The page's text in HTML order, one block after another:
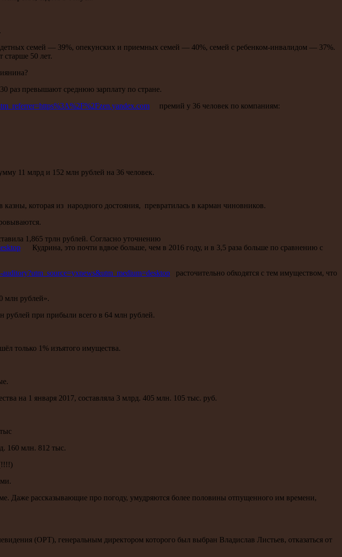
семей — 39%, опекунских и приемных семей — 40%, семей с ребенком-инвалидом — 37%.
старше 50 лет.
раз превышают среднюю зарплату по стране.
премий у 36 человек по компаниям:
11 млрд и 152 млн рублей на 36 человек.
которая из народного достояния, превратилась в карман чиновников.
1,865 трлн рублей. Согласно уточнению
Кудрина, это почти вдвое больше, чем в 2016 году, и в 3,5 раза больше по сравнению с
расточительно обходятся с тем имуществом, что
млн рублей».
рублей при прибыли всего в 64 млн рублей.
только 1% изъятого имущества.
на 1 января 2017, составляла 3 млрд. 405 млн. 105 тыс. руб.
160 млн. 812 тыс.
Даже рассказывающие про погоду, умудряются более половины отпущенного им времени,
(ОРТ), генеральным директором которого был выбран Владислав Листьев, отказаться от